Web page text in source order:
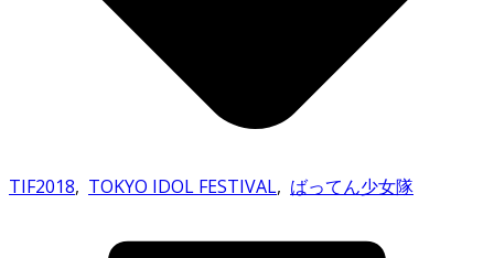
TIF2018, TOKYO IDOL FESTIVAL, ばってん少女隊